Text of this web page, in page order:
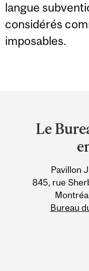
langue
considérés
imposables.
and
University
Information
Le
Pavillon
845, rue
Bureau